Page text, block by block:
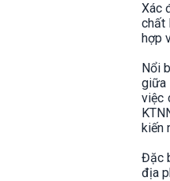
Xác
chất
hợp
Nổi
giữa
việc
kiến
Đặc
địa